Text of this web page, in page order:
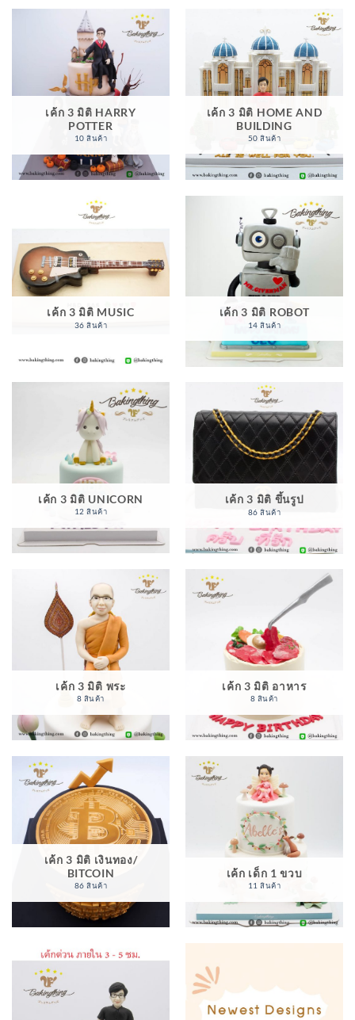
เค้ก 3 มิติ HARRY
POTTER
10 สินค้า
เค้ก 3 มิติ HOME AND
BUILDING
50 สินค้า
เค้ก 3 มิติ MUSIC
36 สินค้า
เค้ก 3 มิติ ROBOT
14 สินค้า
เค้ก 3 มิติ UNICORN
12 สินค้า
เค้ก 3 มิติ ขึ้นรูป
86 สินค้า
เค้ก 3 มิติ พระ
8 สินค้า
เค้ก 3 มิติ อาหาร
8 สินค้า
เค้ก 3 มิติ เงินทอง/
BITCOIN
86 สินค้า
เค้ก เด็ก 1 ขวบ
11 สินค้า